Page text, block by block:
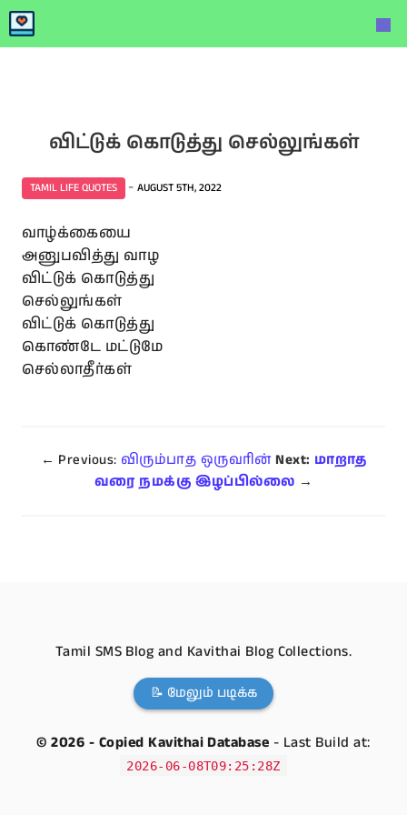
விட்டுக் கொடுத்து செல்லுங்கள்
TAMIL LIFE QUOTES - AUGUST 5TH, 2022
வாழ்க்கையை
அனுபவித்து வாழ
விட்டுக் கொடுத்து
செல்லுங்கள்
விட்டுக் கொடுத்து
கொண்டே மட்டுமே
செல்லாதீர்கள்
← Previous: விரும்பாத ஒருவரின் Next: மாறாத
வரை நமக்கு இழப்பில்லை →
Tamil SMS Blog and Kavithai Blog Collections.
📝 மேலும் படிக்க
© 2026 - Copied Kavithai Database - Last Build at:
2026-06-08T09:25:28Z